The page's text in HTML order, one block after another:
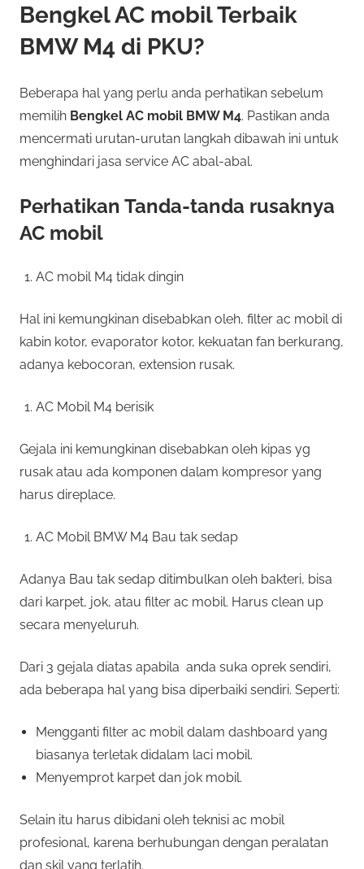
Bengkel AC mobil Terbaik
BMW M4 di PKU?
Beberapa hal yang perlu anda perhatikan sebelum
memilih Bengkel AC mobil BMW M4. Pastikan anda
mencermati urutan-urutan langkah dibawah ini untuk
menghindari jasa service AC abal-abal.
Perhatikan Tanda-tanda rusaknya
AC mobil
AC mobil M4 tidak dingin
Hal ini kemungkinan disebabkan oleh, filter ac mobil di
kabin kotor, evaporator kotor, kekuatan fan berkurang,
adanya kebocoran, extension rusak.
AC Mobil M4 berisik
Gejala ini kemungkinan disebabkan oleh kipas yg
rusak atau ada komponen dalam kompresor yang
harus direplace.
AC Mobil BMW M4 Bau tak sedap
Adanya Bau tak sedap ditimbulkan oleh bakteri, bisa
dari karpet, jok, atau filter ac mobil. Harus clean up
secara menyeluruh.
Dari 3 gejala diatas apabila anda suka oprek sendiri,
ada beberapa hal yang bisa diperbaiki sendiri. Seperti:
Mengganti filter ac mobil dalam dashboard yang
biasanya terletak didalam laci mobil.
Menyemprot karpet dan jok mobil.
Selain itu harus dibidani oleh teknisi ac mobil
profesional, karena berhubungan dengan peralatan
dan skil yang terlatih.